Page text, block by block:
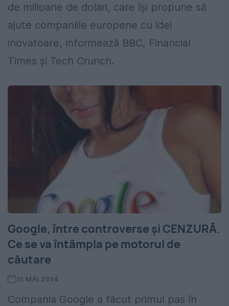
de milioane de dolari, care îşi propune să
ajute companiile europene cu idei
inovatoare, informează BBC, Financial
Times şi Tech Crunch.
Google, între controverse şi CENZURĂ.
Ce se va întâmpla pe motorul de
căutare
31 MAI 2014
Compania Google a făcut primul pas în